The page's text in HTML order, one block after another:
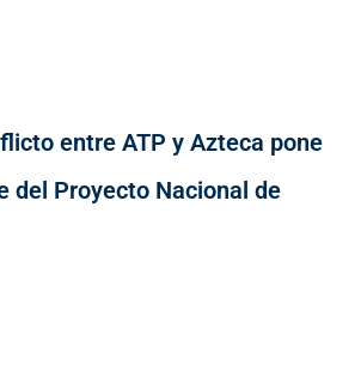
entre ATP y Azteca pone
del Proyecto Nacional de